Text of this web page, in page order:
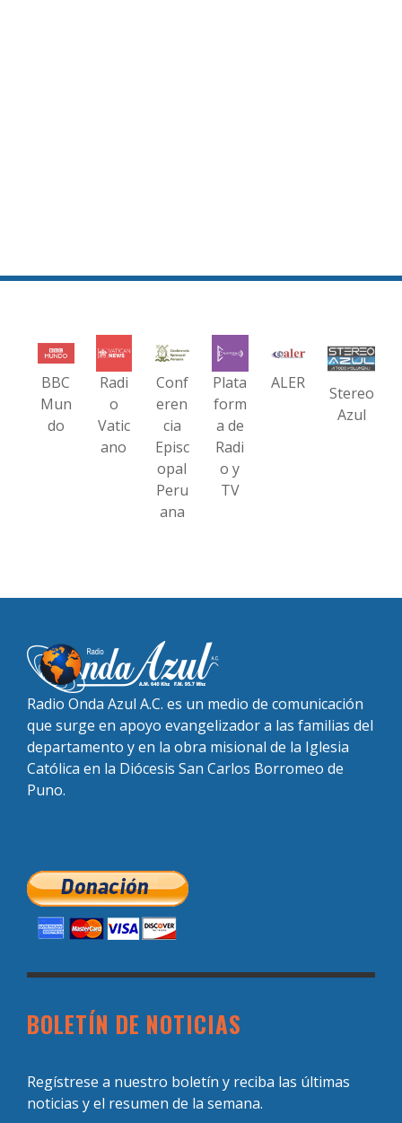
BBC
Mun
do
Radi
o
Vatic
ano
Conf
eren
cia
Episc
opal
Peru
ana
Plata
form
a de
Radi
o y
TV
ALER
Stereo
Azul
Radio Onda Azul A.C. es un medio de comunicación
que surge en apoyo evangelizador a las familias del
departamento y en la obra misional de la Iglesia
Católica en la Diócesis San Carlos Borromeo de
Puno.
BOLETÍN DE NOTICIAS
Regístrese a nuestro boletín y reciba las últimas
noticias y el resumen de la semana.